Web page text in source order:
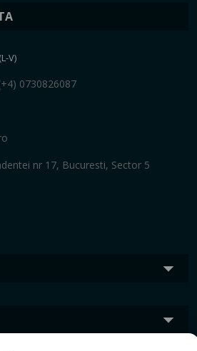
V)
0730826087
nr 17, Bucuresti, Sector 5